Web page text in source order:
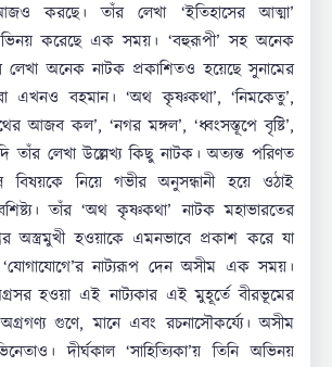
করছে। তাঁর লেখা ‘ইতিহাসের আত্মা’
করেছে এক সময়। ‘বহুরূপী’ সহ অনেক
লেখা অনেক নাটক প্রকাশিতও হয়েছে সুনামের
এখনও বহমান। ‘অথ কৃষ্ণকথা’, ‘নিমকেতু’,
আজব কল’, ‘নগর মঙ্গল’, ‘ধ্বংসস্তূপে বৃষ্টি’,
তাঁর লেখা উল্লেখ্য কিছু নাটক। অত্যন্ত পরিণত
বিষয়কে নিয়ে গভীর অনুসন্ধানী হয়ে ওঠাই
তাঁর ‘অথ কৃষ্ণকথা’ নাটক মহাভারতের
অস্ত্রমুখী হওয়াকে এমনভাবে প্রকাশ করে যা
‘যোগাযোগে’র নাট্যরূপ দেন অসীম এক সময়।
হওয়া এই নাট্যকার এই মুহূর্তে বীরভূমের
গুণে, মানে এবং রচনাসৌকর্য্যে। অসীম
দীর্ঘকাল ‘সাহিত্যিকা’য় তিনি অভিনয়